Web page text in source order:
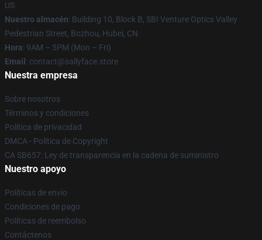
US
Nuestro almacén: Building 10, Block B, SBI Venture Optics Valley
Pedestrian Street, Bozhou, Hubei, CN
Hora: 9AM – 5PM (Mon – Fri)
Email : contact@sallyface.store
Nuestra empresa
Sobre nosotros
Términos y condiciones
Política de privacidad
DMCA - Política de Copyright
CA SB657: Ley de transparencia en la cadena de suministro
Nuestro apoyo
Políticas de envío
Condiciones de pago
Políticas de reembolso
Contáctenos